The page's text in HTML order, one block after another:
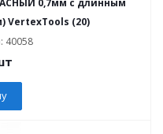
0,7мм с длинным
VertexTools (20)
40058